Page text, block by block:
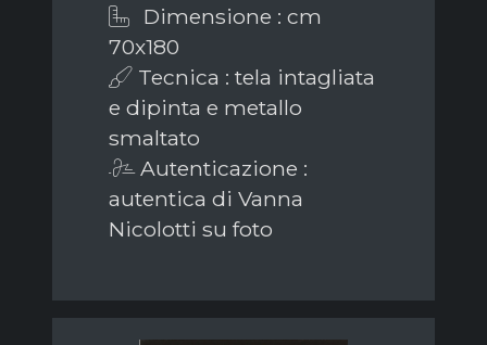
Dimensione : cm
70x180
Tecnica : tela intagliata
e dipinta e metallo
smaltato
Autenticazione :
autentica di Vanna
Nicolotti su foto